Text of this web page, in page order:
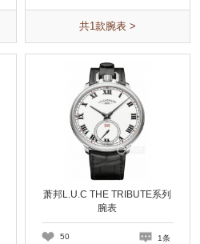
共1款腕表 >
萧邦L.U.C THE TRIBUTE系列
腕表
50 1条